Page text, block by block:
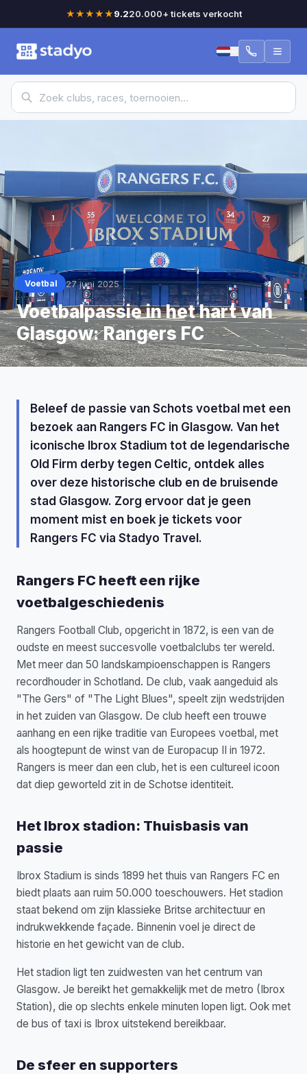
★★★★★9.220.000+ tickets verkocht
Voetbal 27 juni 2025
Voetbalpassie in het hart van
Glasgow: Rangers FC
Beleef de passie van Schots voetbal met een
bezoek aan Rangers FC in Glasgow. Van het
iconische Ibrox Stadium tot de legendarische
Old Firm derby tegen Celtic, ontdek alles
over deze historische club en de bruisende
stad Glasgow. Zorg ervoor dat je geen
moment mist en boek je tickets voor
Rangers FC via Stadyo Travel.
Rangers FC heeft een rijke
voetbalgeschiedenis
Rangers Football Club, opgericht in 1872, is een van de
oudste en meest succesvolle voetbalclubs ter wereld.
Met meer dan 50 landskampioenschappen is Rangers
recordhouder in Schotland. De club, vaak aangeduid als
"The Gers" of "The Light Blues", speelt zijn wedstrijden
in het zuiden van Glasgow. De club heeft een trouwe
aanhang en een rijke traditie van Europees voetbal, met
als hoogtepunt de winst van de Europacup II in 1972.
Rangers is meer dan een club, het is een cultureel icoon
dat diep geworteld zit in de Schotse identiteit.
Het Ibrox stadion: Thuisbasis van
passie
Ibrox Stadium is sinds 1899 het thuis van Rangers FC en
biedt plaats aan ruim 50.000 toeschouwers. Het stadion
staat bekend om zijn klassieke Britse architectuur en
indrukwekkende façade. Binnenin voel je direct de
historie en het gewicht van de club.
Het stadion ligt ten zuidwesten van het centrum van
Glasgow. Je bereikt het gemakkelijk met de metro (Ibrox
Station), die op slechts enkele minuten lopen ligt. Ook met
de bus of taxi is Ibrox uitstekend bereikbaar.
De sfeer en supporters